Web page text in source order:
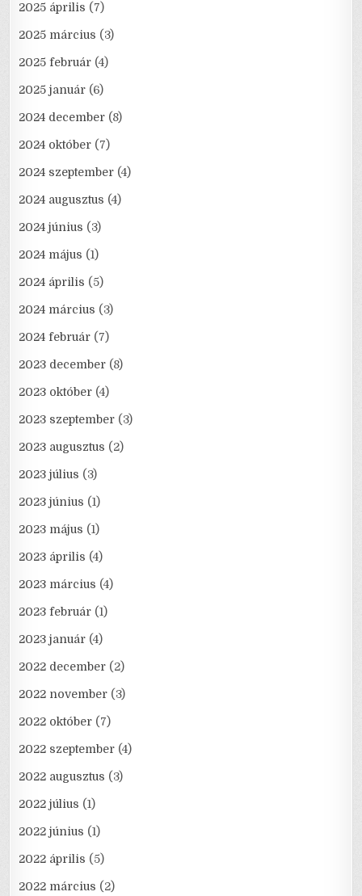
2025 április (7)
2025 március (3)
2025 február (4)
2025 január (6)
2024 december (8)
2024 október (7)
2024 szeptember (4)
2024 augusztus (4)
2024 június (3)
2024 május (1)
2024 április (5)
2024 március (3)
2024 február (7)
2023 december (8)
2023 október (4)
2023 szeptember (3)
2023 augusztus (2)
2023 július (3)
2023 június (1)
2023 május (1)
2023 április (4)
2023 március (4)
2023 február (1)
2023 január (4)
2022 december (2)
2022 november (3)
2022 október (7)
2022 szeptember (4)
2022 augusztus (3)
2022 július (1)
2022 június (1)
2022 április (5)
2022 március (2)